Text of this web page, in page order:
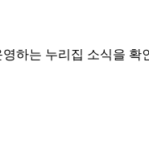
하는 누리집 소식을 확